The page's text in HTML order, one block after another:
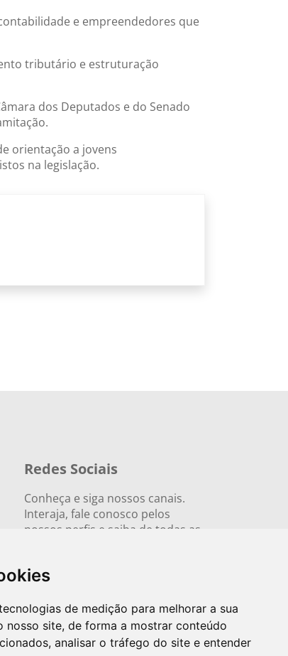
de medição para melhorar a sua
nosso site, de forma a mostrar conteúdo
analisar o tráfego do site e entender
e empreendedores que
tributário e estruturação
dos Deputados e do Senado
orientação a jovens
na legislação.
Redes Sociais
Conheça e siga nossos canais.
Interaja, fale conosco pelos
nossos perfis e saiba de todas as